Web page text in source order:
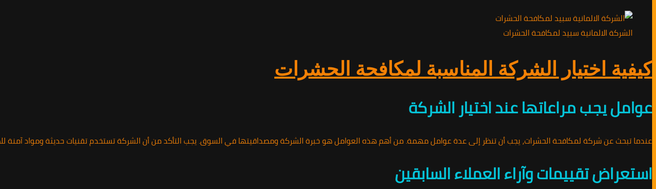
الشركة الالمانية سبيد لمكافحة الحشرات
كيفية اختيار الشركة المناسبة لمكافحة الحشرات
عوامل يجب مراعاتها عند اختيار الشركة
عندما تبحث عن شركة لمكافحة الحشرات، يجب أن تنظر إلى عدة عوامل مهمة. من أهم هذه العوامل هو خبرة الشركة ومصداقيتها في السوق. يجب التأكد من أن الشركة تستخدم تقنيات حديثة ومواد آمنة
استعراض تقييمات وآراء العملاء السابقين